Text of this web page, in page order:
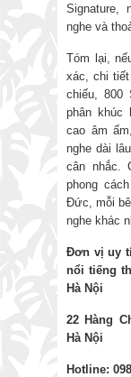
Signature,
nghe và
Tóm lại,
xác, chi
chiếu, 800
phân khúc
cao âm
nghe dài
cân nhắc.
phong
Đức, mỗi
nghe khác
Đơn vị uy
nổi tiếng
Hà Nội
22 Hàng
Hà Nội
Hotline: